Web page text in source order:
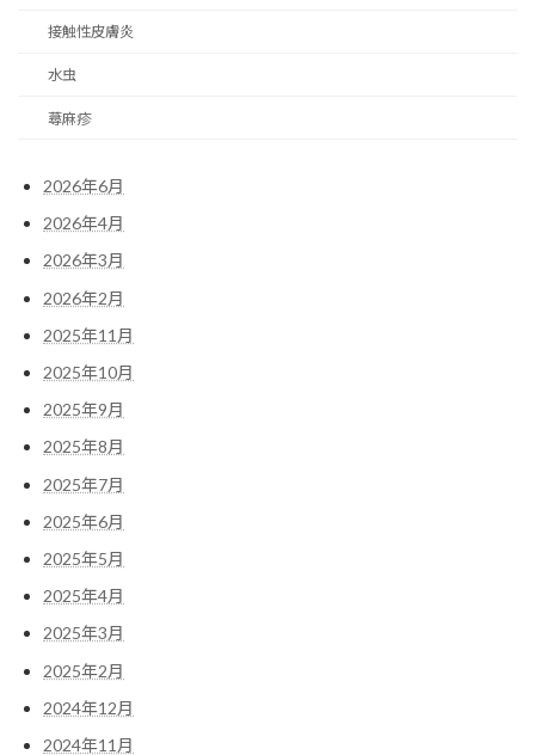
接触性皮膚炎
水虫
蕁麻疹
2026年6月
2026年4月
2026年3月
2026年2月
2025年11月
2025年10月
2025年9月
2025年8月
2025年7月
2025年6月
2025年5月
2025年4月
2025年3月
2025年2月
2024年12月
2024年11月